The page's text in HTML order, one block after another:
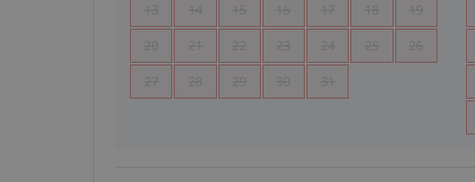
13 14 15 16 17 18 19
20 21 22 23 24 25 26
27 28 29 30 31